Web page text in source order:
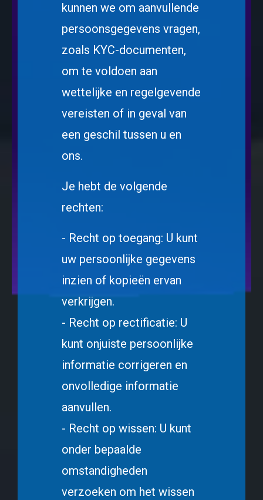
kunnen we om aanvullende
persoonsgegevens vragen,
zoals KYC-documenten,
om te voldoen aan
wettelijke en regelgevende
vereisten of in geval van
een geschil tussen u en
ons.
Je hebt de volgende
rechten:
- Recht op toegang: U kunt
uw persoonlijke gegevens
inzien of kopieën ervan
verkrijgen.
- Recht op rectificatie: U
kunt onjuiste persoonlijke
informatie corrigeren en
onvolledige informatie
aanvullen.
- Recht op wissen: U kunt
onder bepaalde
omstandigheden
verzoeken om het wissen